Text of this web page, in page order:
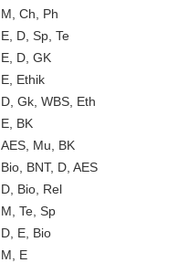
M Ch
Ph
E, D, Sp, Te
E, D, GK
E, Ethik
D, Gk, WBS, Eth
E BK
AES, Mu, BK
Bio, BNT, D, AES
D, Bio, Rel
M, Te, Sp
D, E, Bio
M
E